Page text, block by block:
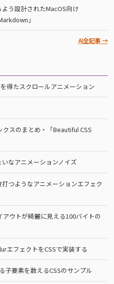
う設計されたMacOS向け
」
AI全記事 →
得たスクロールアニメーション
スのまとめ・「Beautiful CSS
なアニメーションノイズ
つようなアニメーションエフェク
ウトが綺麗に見える100バイトの
エフェクトをCSSで実装する
子要素を数えるCSSのサンプル